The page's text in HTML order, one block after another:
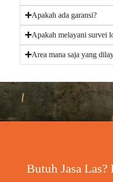
Apakah ada garansi?
Apakah melayani survei
Area mana saja yang
Butuh Jasa